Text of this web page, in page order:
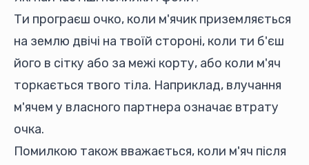
Ти програєш очко, коли м'ячик приземляється
на землю двічі на твоїй стороні, коли ти б'єш
його в сітку або за межі корту, або коли м'яч
торкається твого тіла. Наприклад, влучання
м'ячем у власного партнера означає втрату
очка.
Помилкою також вважається, коли м'яч після